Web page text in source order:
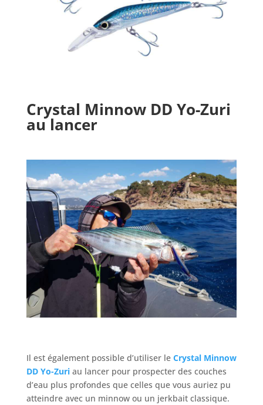
Crystal Minnow DD Yo-Zuri
au lancer
Il est également possible d’utiliser le Crystal Minnow
DD Yo-Zuriau lancer pour prospecter des couches
d’eau plus profondes que celles que vous auriez pu
atteindre avec un minnow ou un jerkbait classique.